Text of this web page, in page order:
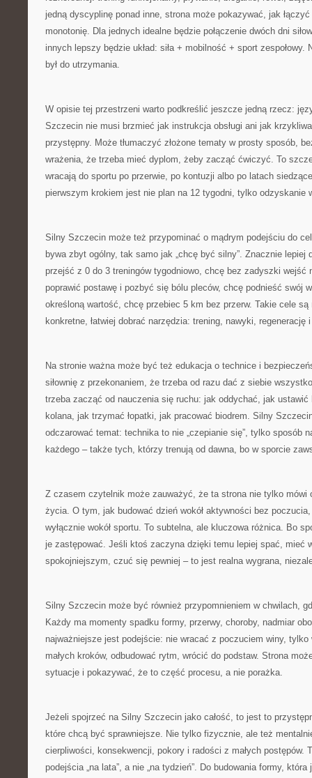
jedną dyscyplinę ponad inne, strona może pokazywać, jak
monotonię. Dla jednych idealne będzie połączenie dwóch dni
innych lepszy będzie układ: siła + mobilność + sport
był do utrzymania.
W opisie tej przestrzeni warto podkreślić jeszcze jedną rzecz:
Szczecin nie musi brzmieć jak instrukcja obsługi ani jak
przystępny. Może tłumaczyć złożone tematy w prosty sposób,
wrażenia, że trzeba mieć dyplom, żeby zacząć ćwiczyć. To
wracają do sportu po przerwie, po kontuzji albo po latach
pierwszym krokiem jest nie plan na 12 tygodni, tylko odzyskanie
Silny Szczecin może też przypominać o mądrym podejściu do
bywa zbyt ogólny, tak samo jak „chcę być silny”. Znacznie lepiej
przejść z 0 do 3 treningów tygodniowo, chcę bez zadyszki wejść
poprawić postawę i pozbyć się bólu pleców, chcę podnieść swój
określoną wartość, chcę przebiec 5 km bez przerw. Takie cele
konkretne, łatwiej dobrać narzędzia: trening, nawyki, regenerację
Na stronie ważna może być też edukacja o technice i
siłownię z przekonaniem, że trzeba od razu dać z siebie
trzeba zacząć od nauczenia się ruchu: jak oddychać, jak ustawić
kolana, jak trzymać łopatki, jak pracować biodrem. Silny
odczarować temat: technika to nie „czepianie się”, tylko sposób
każdego – także tych, którzy trenują od dawna, bo w sporcie
Z czasem czytelnik może zauważyć, że ta strona nie tylko mówi
życia. O tym, jak budować dzień wokół aktywności bez
wyłącznie wokół sportu. To subtelna, ale kluczowa różnica. Bo
je zastępować. Jeśli ktoś zaczyna dzięki temu lepiej spać, mieć
spokojniejszym, czuć się pewniej – to jest realna wygrana,
Silny Szczecin może być również przypomnieniem w chwilach,
Każdy ma momenty spadku formy, przerwy, choroby, nadmiar
najważniejsze jest podejście: nie wracać z poczuciem winy,
małych kroków, odbudować rytm, wrócić do podstaw. Strona
sytuacje i pokazywać, że to część procesu, a nie porażka.
Jeżeli spojrzeć na Silny Szczecin jako całość, to jest to
które chcą być sprawniejsze. Nie tylko fizycznie, ale też
cierpliwości, konsekwencji, pokory i radości z małych postępów.
podejścia „na lata”, a nie „na tydzień”. Do budowania formy,